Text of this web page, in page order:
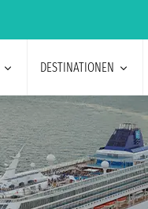
DESTINATIONEN